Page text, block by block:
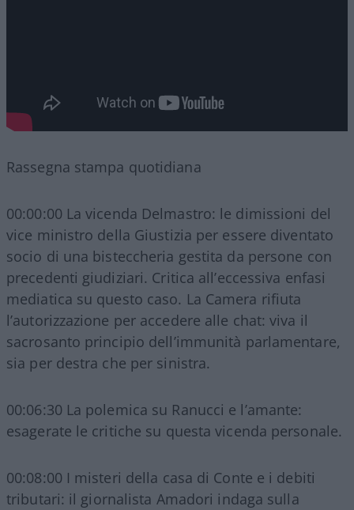
Rassegna stampa quotidiana
00:00:00 La vicenda Delmastro: le dimissioni del
vice ministro della Giustizia per essere diventato
socio di una bisteccheria gestita da persone con
precedenti giudiziari. Critica all’eccessiva enfasi
mediatica su questo caso. La Camera rifiuta
l’autorizzazione per accedere alle chat: viva il
sacrosanto principio dell’immunità parlamentare,
sia per destra che per sinistra.
00:06:30 La polemica su Ranucci e l’amante:
esagerate le critiche su questa vicenda personale.
00:08:00 I misteri della casa di Conte e i debiti
tributari: il giornalista Amadori indaga sulla